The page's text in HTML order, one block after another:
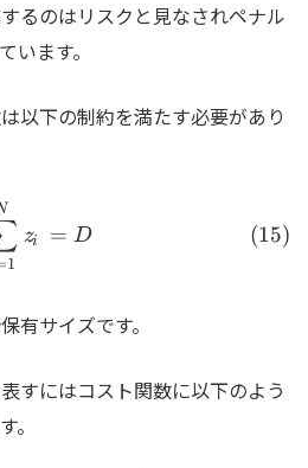
るのはリスクと見なされペナル
います。
以下の制約を満たす必要があり
1
zi = D
有サイズです。
すにはコスト関数に以下のよう
。